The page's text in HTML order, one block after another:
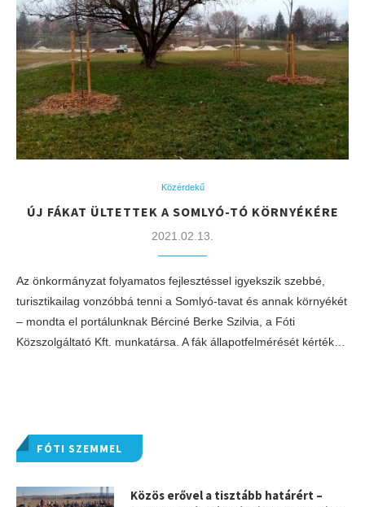
Közérdekű
ÚJ FÁKAT ÜLTETTEK A SOMLYÓ-TÓ KÖRNYÉKÉRE
2021.02.13.
Az önkormányzat folyamatos fejlesztéssel igyekszik szebbé,
turisztikailag vonzóbbá tenni a Somlyó-tavat és annak környékét
– mondta el portálunknak Bérciné Berke Szilvia, a Fóti
Közszolgáltató Kft. munkatársa. A fák állapotfelmérését kérték…
FÓTI SZEMMEL
Közös erővel a tisztább határért –